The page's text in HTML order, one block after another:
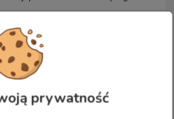
użytkowanie, turystyka.
brak.
prywatność